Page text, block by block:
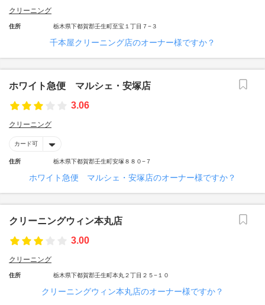
クリーニング
住所 栃木県下都賀郡壬生町至宝１丁目７−３
千本屋クリーニング店のオーナー様ですか？
ホワイト急便 マルシェ・安塚店
3.06
クリーニング
カード可
住所 栃木県下都賀郡壬生町安塚８８０−７
ホワイト急便 マルシェ・安塚店のオーナー様ですか？
クリーニングウィン本丸店
3.00
クリーニング
住所 栃木県下都賀郡壬生町本丸２丁目２５−１０
クリーニングウィン本丸店のオーナー様ですか？